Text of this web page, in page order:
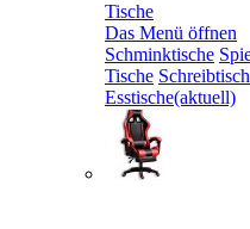
Tische
Das Menü öffnen
Schminktische
Tische
Esstische(aktuell)